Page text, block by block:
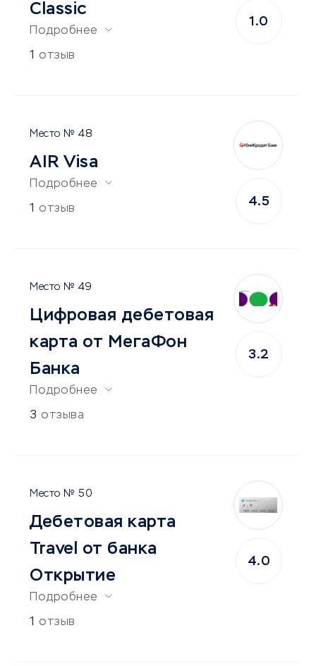
Classic
Подробнее
1 отзыв
1.0
48
AIR Visa
Подробнее
1 отзыв
4.5
49
Цифровая дебетовая
карта от МегаФон
Банка
Подробнее
3 отзыва
3.2
50
Дебетовая карта
Travel от банка
Открытие
Подробнее
1 отзыв
4.0